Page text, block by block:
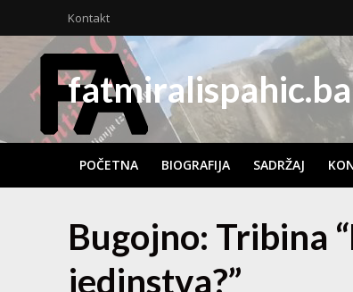
Kontakt
fatmiralispahic.ba
POČETNA BIOGRAFIJA SADRŽAJ
Bugojno: Tribina
jedinstva?”